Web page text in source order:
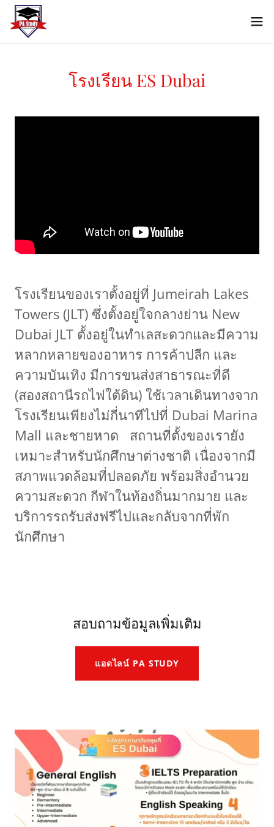
โรงเรียน ES Dubai
โรงเรียนของเราตั้งอยู่ที่ Jumeirah Lakes
Towers (JLT) ซึ่งตั้งอยู่ใจกลางย่าน New
Dubai JLT ตั้งอยู่ในทำเลสะดวกและมีความ
หลากหลายของอาหาร การค้าปลีก และ
ความบันเทิง มีการขนส่งสาธารณะที่ดี
(สองสถานีรถไฟใต้ดิน) ใช้เวลาเดินทางจาก
โรงเรียนเพียงไม่กี่นาทีไปที่ Dubai Marina
Mall และชายหาด สถานที่ตั้งของเรายัง
เหมาะสำหรับนักศึกษาต่างชาติ เนื่องจากมี
สภาพแวดล้อมที่ปลอดภัย พร้อมสิ่งอำนวย
ความสะดวก กีฬาในท้องถิ่นมากมาย และ
บริการรถรับส่งฟรีไปและกลับจากที่พัก
นักศึกษา
สอบถามข้อมูลเพิ่มเติม
แอดไลน์ PA STUDY